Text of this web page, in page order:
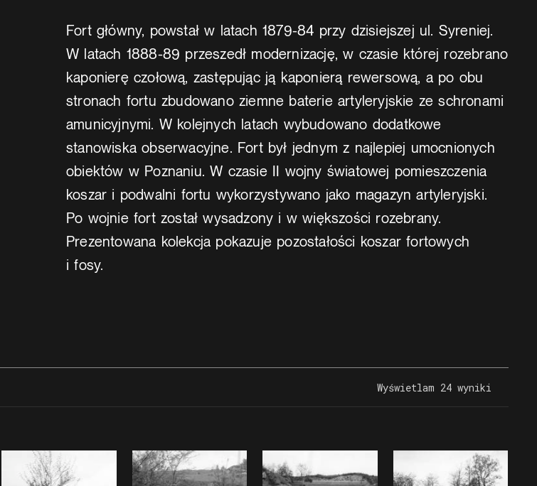
Fort główny, powstał w latach 1879-84 przy dzisiejszej ul. Syreniej.
W latach 1888-89 przeszedł modernizację, w czasie której rozebrano
kaponierę czołową, zastępując ją kaponierą rewersową, a po obu
stronach fortu zbudowano ziemne baterie artyleryjskie ze schronami
amunicyjnymi. W kolejnych latach wybudowano dodatkowe
stanowiska obserwacyjne. Fort był jednym z najlepiej umocnionych
obiektów w Poznaniu. W czasie II wojny światowej pomieszczenia
koszar i podwalni fortu wykorzystywano jako magazyn artyleryjski.
Po wojnie fort został wysadzony i w większości rozebrany.
Prezentowana kolekcja pokazuje pozostałości koszar fortowych
i fosy.
Wyświetlam 24 wyniki